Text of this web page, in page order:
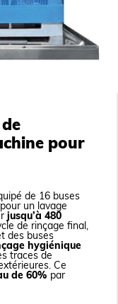
pour
de 16 buses
un lavage
jusqu’à 480
de rinçage final,
des buses
hygiénique
traces de
Ce
de 60% par